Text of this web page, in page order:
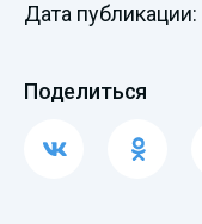
Дата
Поделиться